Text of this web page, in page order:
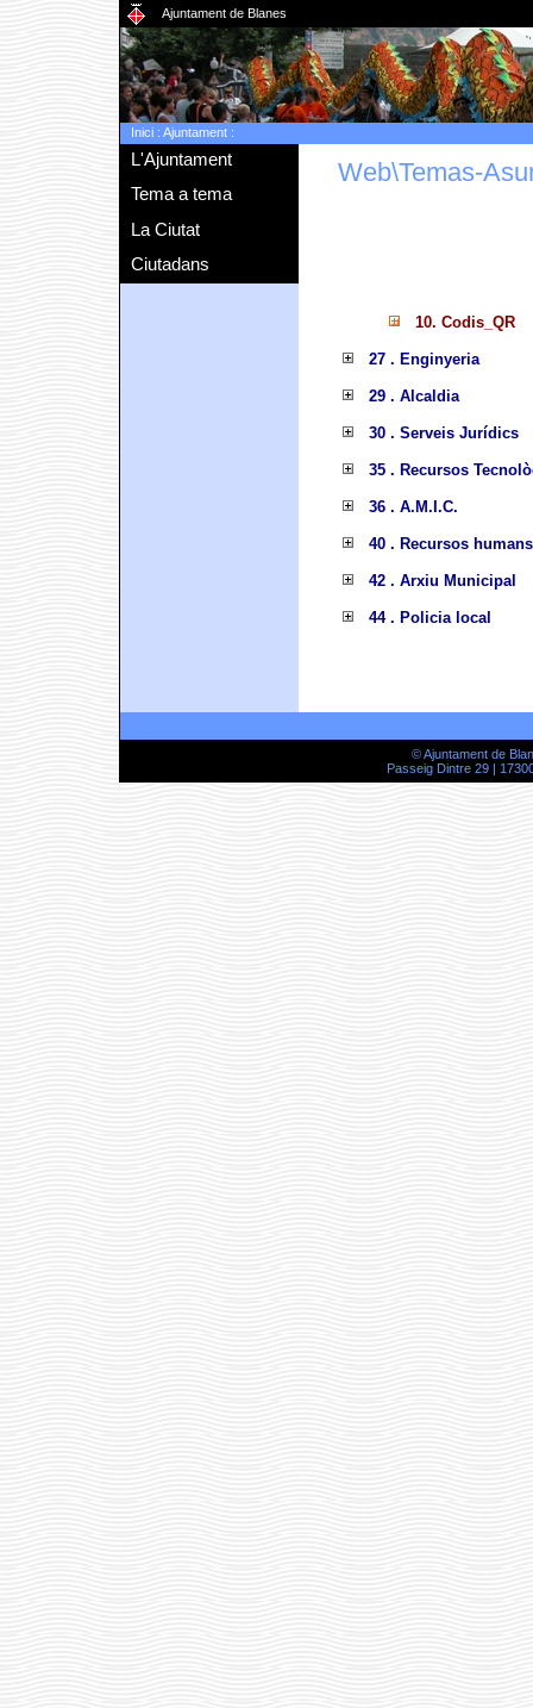
Ajuntament de Blanes
Inici: Ajuntament:
L'Ajuntament
Tema a tema
La Ciutat
Ciutadans
Web\Temas-
10. Codis_QR
27 . Enginyeria
29 . Alcaldia
30 . Serveis Jurídics
35 . Recursos
36 . A.M.I.C.
40 . Recursos humans
42 . Arxiu Municipal
44 . Policia local
© Ajuntament de
Passeig Dintre 29 |